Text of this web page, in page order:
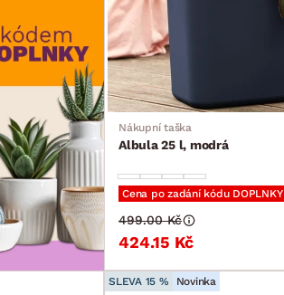
Nákupní taška
Albula 25 l, modrá
Cena po zadání kódu DOPLNKY
424.15 Kč
499.00 Kč
SLEVA 15 % Novinka